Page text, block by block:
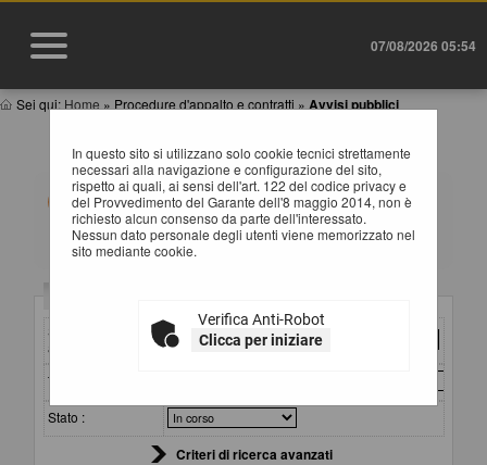
07/08/2026 05:54
Sei qui: Home » Procedure d'appalto e contratti » Avvisi pubblici
In questo sito si utilizzano solo cookie tecnici strettamente
necessari alla navigazione e configurazione del sito,
rispetto ai quali, ai sensi dell'art. 122 del codice privacy e
del Provvedimento del Garante dell'8 maggio 2014, non è
richiesto alcun consenso da parte dell'interessato.
Nessun dato personale degli utenti viene memorizzato nel
sito mediante cookie.
Verifica Anti-Robot
Clicca per iniziare
AVVISI DI GARA
All'interno di questa sezione è possibile consultare gli
avvisi secondo i tempi previsti dalla normativa dei
contratti.
I dati di dettaglio delle procedure pubbliche sono
consultabili selezionando il collegamento "Visualizza
Stazione
appaltante :
Titolo :
Stato :
Criteri di ricerca avanzati